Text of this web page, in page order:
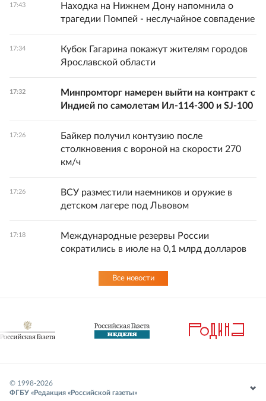
17:43
Находка на Нижнем Дону напомнила о
трагедии Помпей - неслучайное совпадение
17:34
Кубок Гагарина покажут жителям городов
Ярославской области
17:32
Минпромторг намерен выйти на контракт с
Индией по самолетам Ил-114-300 и SJ-100
17:26
Байкер получил контузию после
столкновения с вороной на скорости 270
км/ч
17:26
ВСУ разместили наемников и оружие в
детском лагере под Львовом
17:18
Международные резервы России
сократились в июле на 0,1 млрд долларов
Все новости
© 1998-2026
ФГБУ «Редакция «Российской газеты»